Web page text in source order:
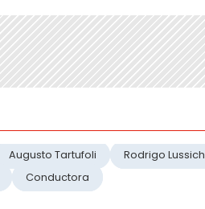
Augusto Tartufoli Rodrigo Lussich
Conductora